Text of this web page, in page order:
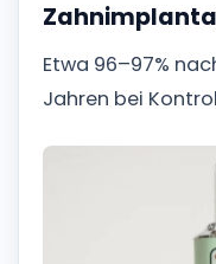
Etwa 96–97%
Jahren bei